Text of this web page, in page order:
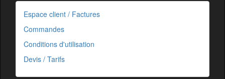
Espace client / Factures
Commandes
Conditions d'utilisation
Devis / Tarifs